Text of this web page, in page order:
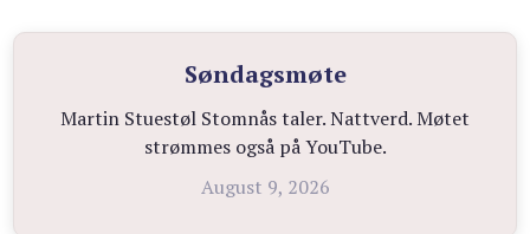
Søndagsmøte
Martin Stuestøl Stomnås taler. Nattverd. Møtet
strømmes også på YouTube.
August 9, 2026